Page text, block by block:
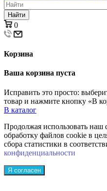
Найти
0
Корзина
Ваша корзина пуста
Исправить это просто:
товар и нажмите кнопку «В
В каталог
Продолжая использовать наш
обработку файлов cookie в
сбора статистики в
конфиденциальности
Я согласен